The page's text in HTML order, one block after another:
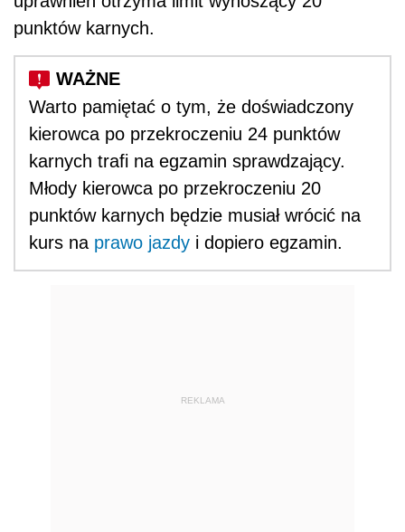
punktów karnych.
Warto pamiętać o tym, że doświadczony
kierowca po przekroczeniu 24 punktów
karnych trafi na egzamin sprawdzający.
Młody kierowca po przekroczeniu 20
punktów karnych będzie musiał wrócić na
kurs na prawo jazdy i dopiero egzamin.
REKLAMA